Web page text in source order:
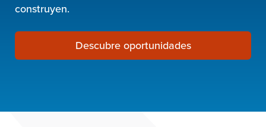
construyen.
Descubre oportunidades